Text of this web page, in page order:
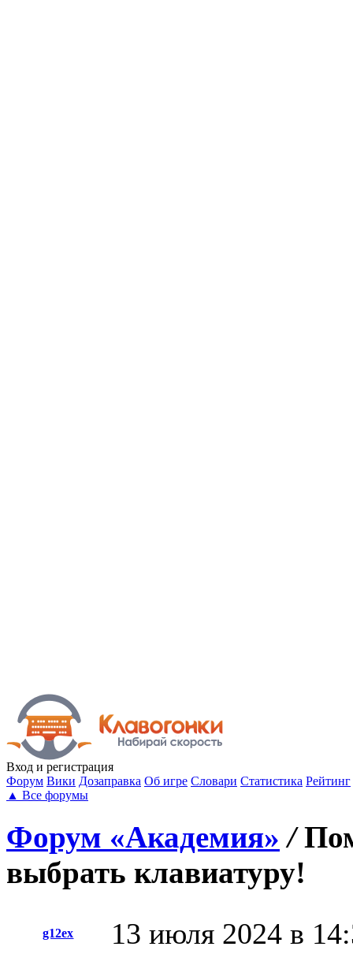
Вход и регистрация
Форум Вики Дозаправка Об игре Словари Статистика Рейтинг
▲ Все форумы
Форум «Академия» /
выбрать клавиатуру!
g12ex 13 июля 2024 в